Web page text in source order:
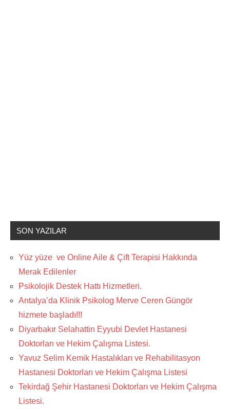
SON YAZILAR
Yüz yüze ve Online Aile & Çift Terapisi Hakkında
Merak Edilenler
Psikolojik Destek Hattı Hizmetleri.
Antalya’da Klinik Psikolog Merve Ceren Güngör
hizmete başladı!!!
Diyarbakır Selahattin Eyyubi Devlet Hastanesi
Doktorları ve Hekim Çalışma Listesi.
Yavuz Selim Kemik Hastalıkları ve Rehabilitasyon
Hastanesi Doktorları ve Hekim Çalışma Listesi
Tekirdağ Şehir Hastanesi Doktorları ve Hekim Çalışma
Listesi.